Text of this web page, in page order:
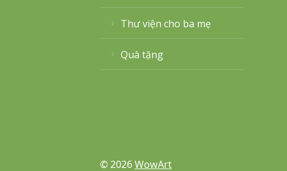
Thư viện cho ba mẹ
Quà tặng
© 2026WowArt